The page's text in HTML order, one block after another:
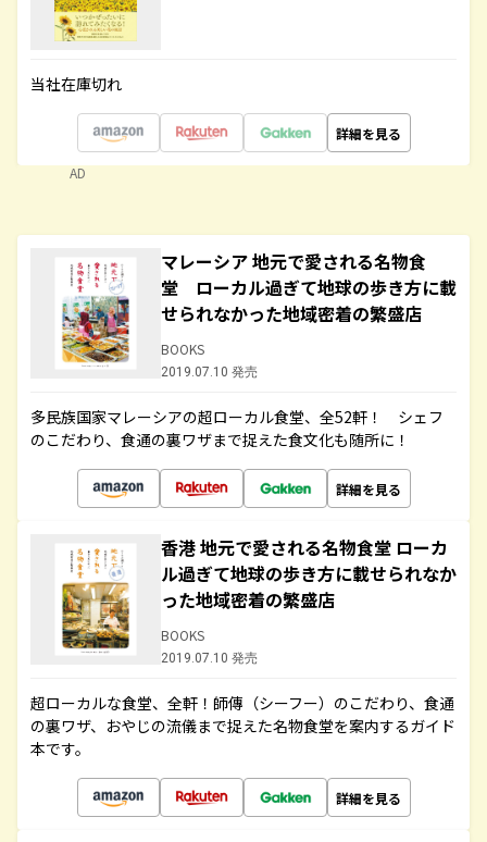
当社在庫切れ
詳細を見る
AD
マレーシア 地元で愛される名物食
堂 ローカル過ぎて地球の歩き方に載
せられなかった地域密着の繁盛店
BOOKS
2019.07.10 発売
多民族国家マレーシアの超ローカル食堂、全52軒！ シェフ
のこだわり、食通の裏ワザまで捉えた食文化も随所に！
詳細を見る
香港 地元で愛される名物食堂 ローカ
ル過ぎて地球の歩き方に載せられなか
った地域密着の繁盛店
BOOKS
2019.07.10 発売
超ローカルな食堂、全軒！師傳（シーフー）のこだわり、食通
の裏ワザ、おやじの流儀まで捉えた名物食堂を案内するガイド
本です。
詳細を見る